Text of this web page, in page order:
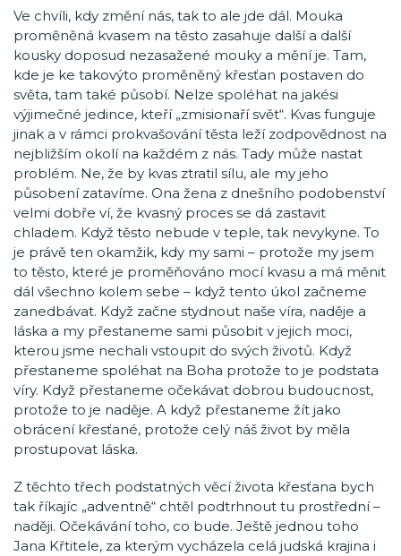
Ve chvíli, kdy změní nás, tak to ale jde dál. Mouka
proměněná kvasem na těsto zasahuje další a další
kousky doposud nezasažené mouky a mění je. Tam,
kde je ke takovýto proměněný křesťan postaven do
světa, tam také působí. Nelze spoléhat na jakési
výjimečné jedince, kteří „zmisionaří svět“. Kvas funguje
jinak a v rámci prokvašování těsta leží zodpovědnost na
nejbližším okolí na každém z nás. Tady může nastat
problém. Ne, že by kvas ztratil sílu, ale my jeho
působení zatavíme. Ona žena z dnešního podobenství
velmi dobře ví, že kvasný proces se dá zastavit
chladem. Když těsto nebude v teple, tak nevykyne. To
je právě ten okamžik, kdy my sami – protože my jsem
to těsto, které je proměňováno mocí kvasu a má měnit
dál všechno kolem sebe – když tento úkol začneme
zanedbávat. Když začne stydnout naše víra, naděje a
láska a my přestaneme sami působit v jejich moci,
kterou jsme nechali vstoupit do svých životů. Když
přestaneme spoléhat na Boha protože to je podstata
víry. Když přestaneme očekávat dobrou budoucnost,
protože to je naděje. A když přestaneme žít jako
obrácení křesťané, protože celý náš život by měla
prostupovat láska.
Z těchto třech podstatných věcí života křesťana bych
tak říkajíc „adventně“ chtěl podtrhnout tu prostřední –
naději. Očekávání toho, co bude. Ještě jednou toho
Jana Křtitele, za kterým vycházela celá judská krajina i